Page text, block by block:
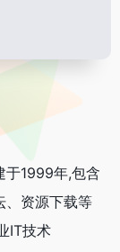
于1999年,包含
、资源下载等
IT技术